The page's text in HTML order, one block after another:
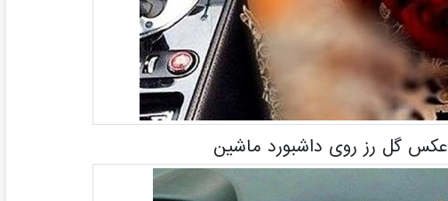
عکس گل رز روی داشبورد ماشین